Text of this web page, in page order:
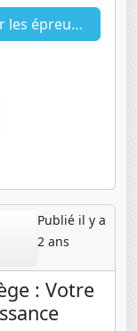
DNB et du Bac.
Publié il y a
2 ans
: Votre